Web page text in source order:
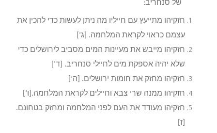
של סנחריב:
חזקיהו מתייעץ עם חייליו מה ניתן לעשות כדי להכין את
עצמם כראוי לקראת המלחמה. [ג’]
חזקיהו מייבש את מעיינות המים מסביב לירושלים כדי
שלא יהיה אספקת מים לחיילי סנחריב. [ד’]
חזקיהו מחזק את חומות ירושלים. [ה’]
חזקיהו ממנה שרי צבא וחיילים לקראת המלחמה.[ו’]
חזקיהו מעודד את העם לפני המלחמה ומחזק בטחונם.
[ז]